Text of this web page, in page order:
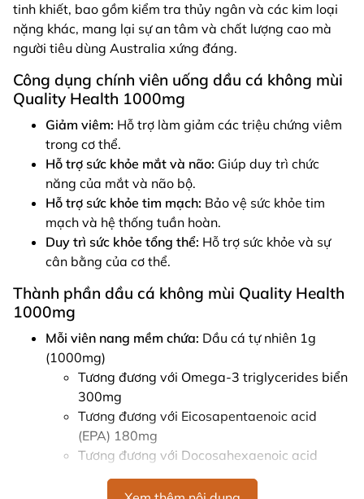
tinh khiết, bao gồm kiểm tra thủy ngân và các kim loại
nặng khác, mang lại sự an tâm và chất lượng cao mà
người tiêu dùng Australia xứng đáng.
Công dụng chính viên uống dầu cá không mùi
Quality Health 1000mg
Giảm viêm: Hỗ trợ làm giảm các triệu chứng viêm
trong cơ thể.
Hỗ trợ sức khỏe mắt và não: Giúp duy trì chức
năng của mắt và não bộ.
Hỗ trợ sức khỏe tim mạch: Bảo vệ sức khỏe tim
mạch và hệ thống tuần hoàn.
Duy trì sức khỏe tổng thể: Hỗ trợ sức khỏe và sự
cân bằng của cơ thể.
Thành phần dầu cá không mùi Quality Health
1000mg
Mỗi viên nang mềm chứa: Dầu cá tự nhiên 1g
(1000mg)
Tương đương với Omega-3 triglycerides biển
300mg
Tương đương với Eicosapentaenoic acid
(EPA) 180mg
Tương đương với Docosahexaenoic acid
(DHA) 120mg